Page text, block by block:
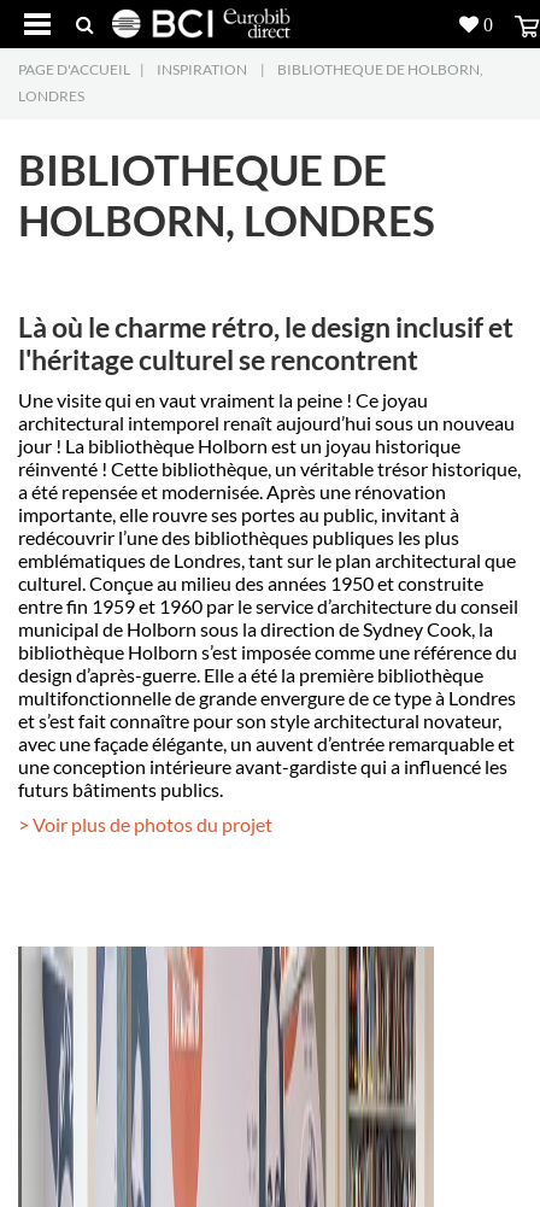
Réalisations
7
L'entreprise
PAGE D'ACCUEIL | INSPIRATION |
BIBLIOTHEQUE DE HOLBORN,
LONDRES
BIBLIOTHEQUE DE
HOLBORN, LONDRES
Là où le charme rétro, le design inclusif et
l'héritage culturel se rencontrent
Une visite qui en vaut vraiment la peine ! Ce joyau
architectural intemporel renaît aujourd’hui sous un nouveau
jour ! La bibliothèque Holborn est un joyau historique
réinventé ! Cette bibliothèque, un véritable trésor historique,
a été repensée et modernisée. Après une rénovation
importante, elle rouvre ses portes au public, invitant à
redécouvrir l’une des bibliothèques publiques les plus
emblématiques de Londres, tant sur le plan architectural que
culturel. Conçue au milieu des années 1950 et construite
entre fin 1959 et 1960 par le service d’architecture du conseil
municipal de Holborn sous la direction de Sydney Cook, la
bibliothèque Holborn s’est imposée comme une référence du
design d’après-guerre. Elle a été la première bibliothèque
multifonctionnelle de grande envergure de ce type à Londres
et s’est fait connaître pour son style architectural novateur,
avec une façade élégante, un auvent d’entrée remarquable et
une conception intérieure avant-gardiste qui a influencé les
futurs bâtiments publics.
> Voir plus de photos du projet
0